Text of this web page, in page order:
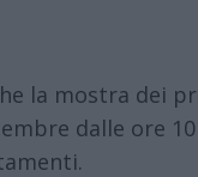
la mostra dei
dalle ore